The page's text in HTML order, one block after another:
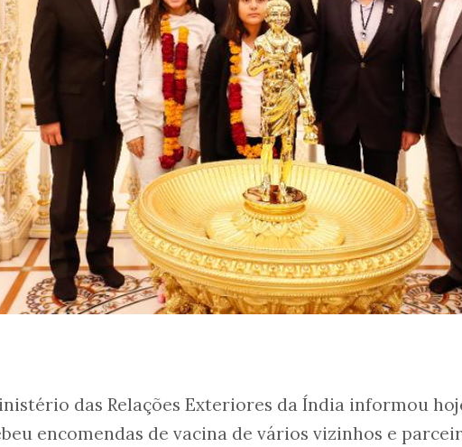
das Relações Exteriores da Índia informou
encomendas de vacina de vários vizinhos e